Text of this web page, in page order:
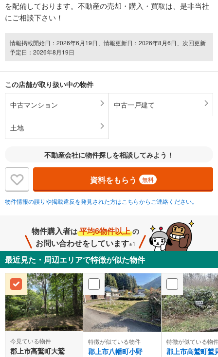
を配備しております。不動産の売却・購入・買取は、是非当社
にご相談下さい！
情報掲載開始日：2026年6月19日、情報更新日：2026年8月6日、次回更新
予定日：2026年8月19日
この店舗が取り扱い中の物件
中古マンション 中古一戸建て
土地
不動産会社に物件探しを相談してみよう！
資料をもらう 無料
物件情報の誤りや掲載違反を発見された方はこちらからご連絡ください。
物件購入者は 平均6物件以上 の
お問い合わせをしています※1
最近見た・周辺エリアで特徴が似た物件
今見ている物件
郡上市高鷲町大鷲
特徴が似ている物件
郡上市八幡町小野
特徴が似ている物
郡上市高鷲町鷲